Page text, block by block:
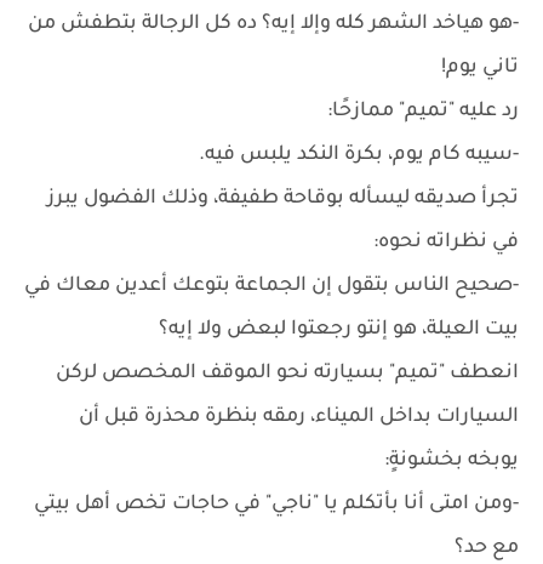
-هو هياخد الشهر كله وإلا إيه؟ ده كل الرجالة بتطفش من
تاني يوم!
رد عليه "تميم" ممازحًا:
-سيبه كام يوم، بكرة النكد يلبس فيه.
تجرأ صديقه ليسأله بوقاحة طفيفة، وذلك الفضول يبرز
في نظراته نحوه:
-صحيح الناس بتقول إن الجماعة بتوعك أعدين معاك في
بيت العيلة، هو إنتو رجعتوا لبعض ولا إيه؟
انعطف "تميم" بسيارته نحو الموقف المخصص لركن
السيارات بداخل الميناء، رمقه بنظرة محذرة قبل أن
يوبخه بخشونةٍ:
-ومن امتى أنا بأتكلم يا "ناجي" في حاجات تخص أهل بيتي
مع حد؟